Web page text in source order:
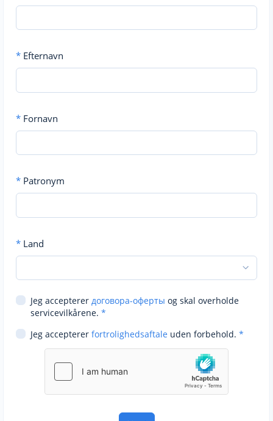
* Efternavn
* Fornavn
* Patronym
* Land
Jeg accepterer договора-оферты og skal overholde
servicevilkårene. *
Jeg accepterer fortrolighedsaftale uden forbehold. *